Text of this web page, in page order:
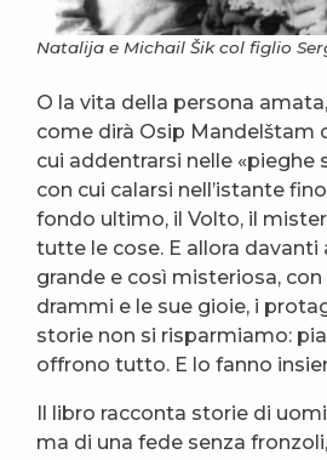
Natalija e Michail Šik col figlio
O la vita della persona
come dirà Osip Mandelštam
cui addentrarsi nelle «pieghe
con cui calarsi nell’istante
fondo ultimo, il Volto, il
tutte le cose. E allora davanti
grande e così misteriosa,
drammi e le sue gioie, i
storie non si risparmiamo:
offrono tutto. E lo fanno
Il libro racconta storie di
ma di una fede senza